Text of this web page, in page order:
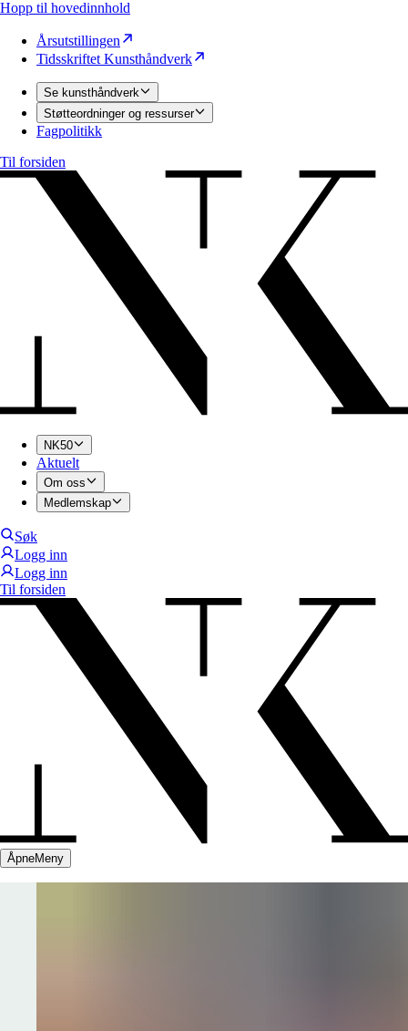
Hopp til hovedinnhold
Årsutstillingen
Tidsskriftet Kunsthåndverk
Se kunsthåndverk
Støtteordninger og ressurser
Fagpolitikk
Til forsiden
NK50
Aktuelt
Om oss
Medlemskap
Søk
Logg inn
Logg inn
Til forsiden
ÅpneMeny